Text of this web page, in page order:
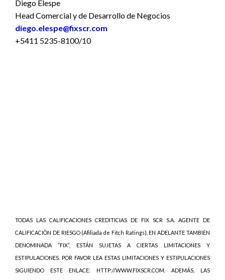
Diego Elespe
Head Comercial y de Desarrollo de Negocios
diego.elespe@fixscr.com
+5411 5235-8100/10
TODAS LAS CALIFICACIONES CREDITICIAS DE FIX SCR S.A. AGENTE DE
CALIFICACIÒN DE RIESGO (Afiliada de Fitch Ratings), EN ADELANTE TAMBIEN
DENOMINADA “FIX”, ESTÁN SUJETAS A CIERTAS LIMITACIONES Y
ESTIPULACIONES. POR FAVOR LEA ESTAS LIMITACIONES Y ESTIPULACIONES
SIGUIENDO ESTE ENLACE: HTTP://WWW.FIXSCR.COM. ADEMÁS, LAS